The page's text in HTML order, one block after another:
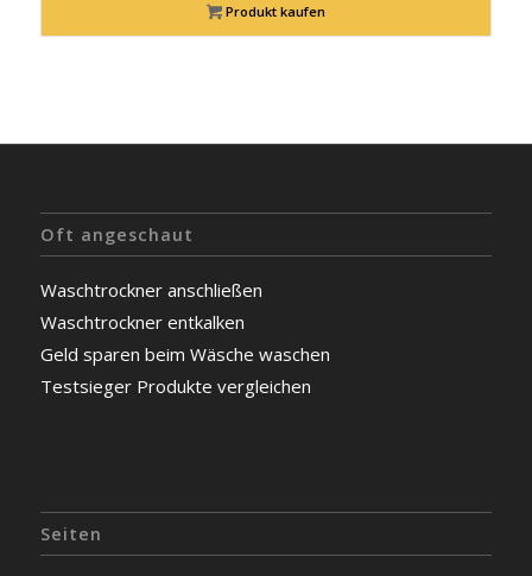
Produkt kaufen
Oft angeschaut
Waschtrockner anschließen
Waschtrockner entkalken
Geld sparen beim Wäsche waschen
Testsieger Produkte vergleichen
Seiten